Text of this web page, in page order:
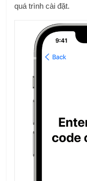
quá trình cài đặt.